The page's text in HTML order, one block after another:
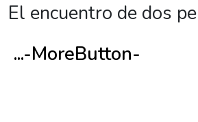
El encuentro de dos
...-MoreButton-